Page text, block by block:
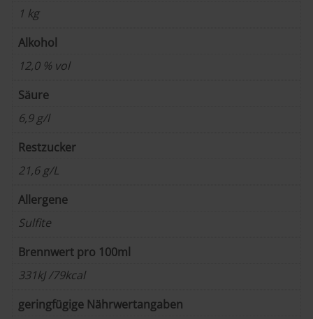
1 kg
Alkohol
12,0 % vol
Säure
6,9 g/l
Restzucker
21,6 g/L
Allergene
Sulfite
Brennwert pro 100ml
331kJ /79kcal
geringfügige Nährwertangaben